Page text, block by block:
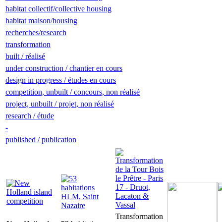
habitat collectif/collective housing
habitat maison/housing
recherches/research
transformation
built / réalisé
under construction / chantier en cours
design in progress / études en cours
competition, unbuilt / concours, non réalisé
project, unbuilt / projet, non réalisé
research / étude
-
published / publication
Transformation